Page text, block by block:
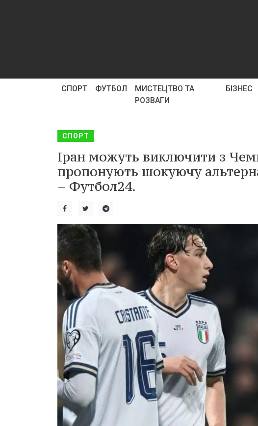
СПОРТ ФУТБОЛ
МИСТЕЦТВО ТА
РОЗВАГИ
БІЗНЕС
СПОРТ
Іран можуть виключити з
пропонують шокуючу
– Футбол24.